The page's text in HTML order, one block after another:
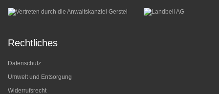
Rechtliches
Datenschutz
Umwelt und Entsorgung
Widerrufsrecht